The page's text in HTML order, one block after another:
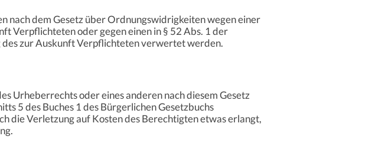
nach dem Gesetz über Ordnungswidrigkeiten wegen einer
Verpflichteten oder gegen einen in § 52 Abs. 1 der
zur Auskunft Verpflichteten verwertet werden.
Urheberrechts oder eines anderen nach diesem Gesetz
5 des Buches 1 des Bürgerlichen Gesetzbuchs
die Verletzung auf Kosten des Berechtigten etwas erlangt,